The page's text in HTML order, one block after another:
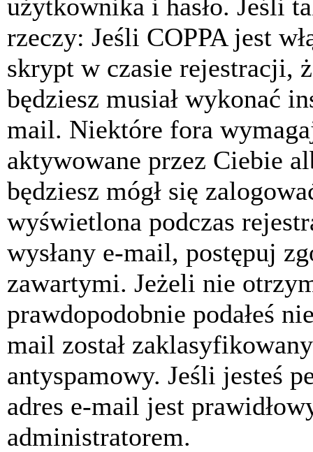
użytkownika i hasło. Jeśli
rzeczy: Jeśli COPPA jest
skrypt w czasie rejestracji,
będziesz musiał wykonać
mail. Niektóre fora
aktywowane przez Ciebie
będziesz mógł się
wyświetlona podczas
wysłany e-mail, postępuj
zawartymi. Jeżeli nie
prawdopodobnie podałeś
mail został
antyspamowy. Jeśli jesteś
adres e-mail jest
administratorem.